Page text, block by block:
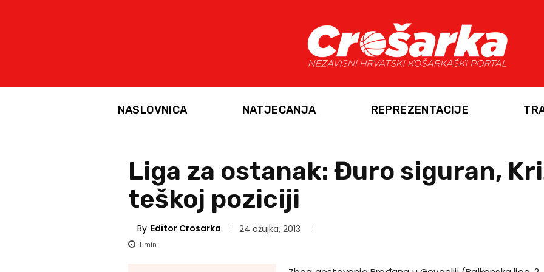
NASLOVNICA NATJECANJA REPREZENTACIJE
Liga za ostanak: Đuro siguran,
teškoj poziciji
By Editor Crosarka 24 ožujka, 2013
1 min.